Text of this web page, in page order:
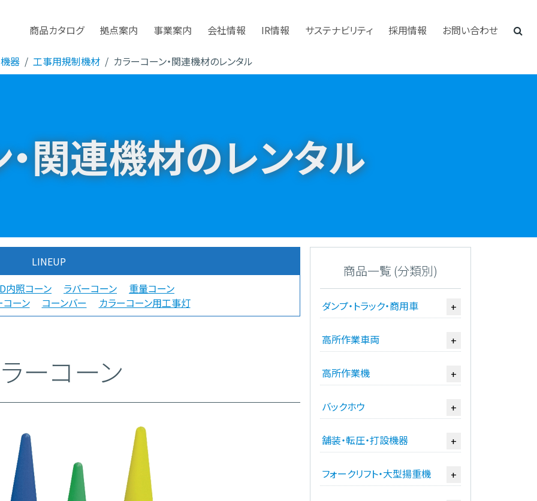
商品カタログ 拠点案内 事業案内 会社情報 IR情報 サステナビリティ 採用情報 お問い合わせ
器 工事用規制機材 カラーコーン・関連機材のレンタル
関連機材のレンタル
LINEUP
内照コーン
ラバーコーン
重量コーン
コーン
コーンバー カラーコーン用工事灯
ーコーン
商品一覧 (分類別)
ダンプ・トラック・商用車 +
高所作業車両 +
高所作業機 +
バックホウ +
舗装・転圧・打設機器 +
フォークリフト・大型揚重機 +